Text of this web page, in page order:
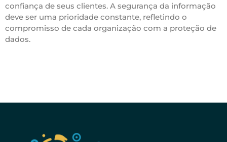
confiança de seus clientes. A segurança da informação
deve ser uma prioridade constante, refletindo o
compromisso de cada organização com a proteção de
dados.